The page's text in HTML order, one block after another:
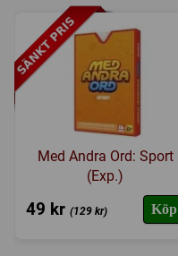
Försälj. rank:
Med Andra Ord: Sport
(Exp.)
49 kr (129 kr) Köp